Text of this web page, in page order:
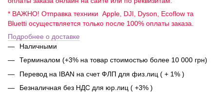
* ВАЖНО! Отправка техники Apple, DJI, Dyson, Ecoflow та
Bluetti осуществляется только после 100% оплаты заказа.
Подробнее о доставке
Наличными
Терминалом (+3% на товар стоимостью более 10 000 грн)
Перевод на IBAN на счет ФЛП для физ.лиц ( + 1% )
Безналичная без НДС для юр.лиц ( +3% )